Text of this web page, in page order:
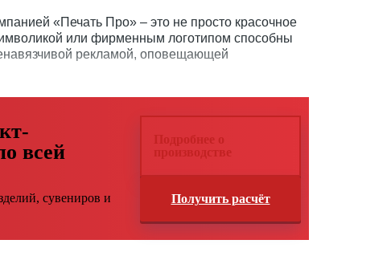
«Печать Про» – это не просто красочное
или фирменным логотипом способны
рекламой, оповещающей
всей
сувениров и
Подробнее о
производстве
Получить расчёт